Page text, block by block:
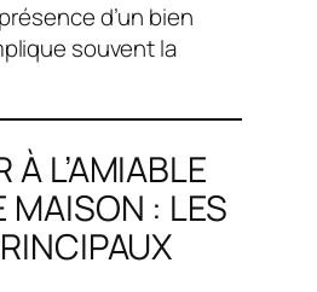
d’un bien
souvent la
À L’AMIABLE
MAISON : LES